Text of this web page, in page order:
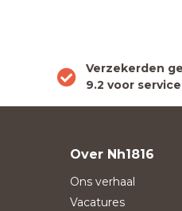
Verzekerden
9.2 voor service
Over Nh1816
Ons verhaal
Vacatures